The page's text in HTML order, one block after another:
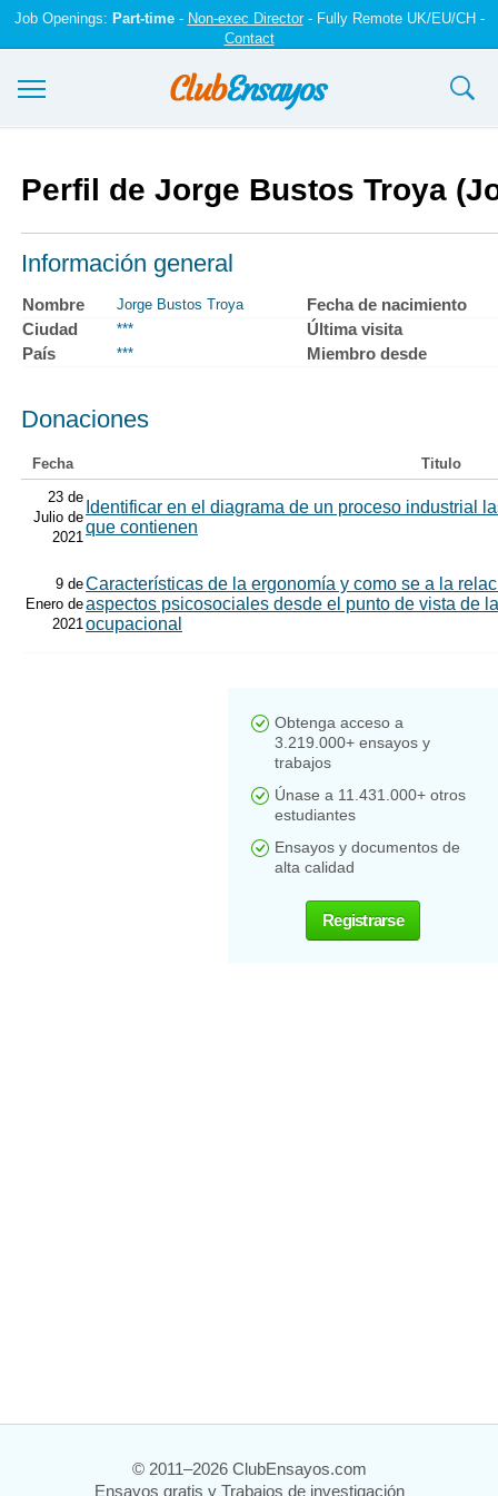
Job Openings: Part-time- Non-exec Director- Fully Remote UK/EU/CH -
Contact
Registrarse
Iniciar sesión
Contáctenos
Perfil de Jorge Bustos Troya
Información general
Nombre Jorge Bustos Troya
Fecha de nacimiento
Ciudad
***
Última visita
País
*** Miembro desde
Donaciones
Fecha
Titulo
23 de
Julio de
2021
Identificar en el diagrama de un proceso industrial
que contienen
9 de
Enero de
2021
Características de la ergonomía y como se a la
aspectos psicosociales desde el punto de vista de
ocupacional
Obtenga acceso a
3.219.000+ ensayos y
trabajos
Únase a 11.431.000+ otros
estudiantes
Ensayos y documentos de
alta calidad
Registrarse
© 2011–2026 ClubEnsayos.com
Ensayos gratis y Trabajos de investigación